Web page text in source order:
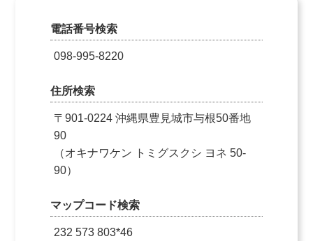
電話番号検索
098-995-8220
住所検索
〒901-0224 沖縄県豊見城市与根50番地
90
（オキナワケン トミグスクシ ヨネ 50-
90）
マップコード検索
232 573 803*46